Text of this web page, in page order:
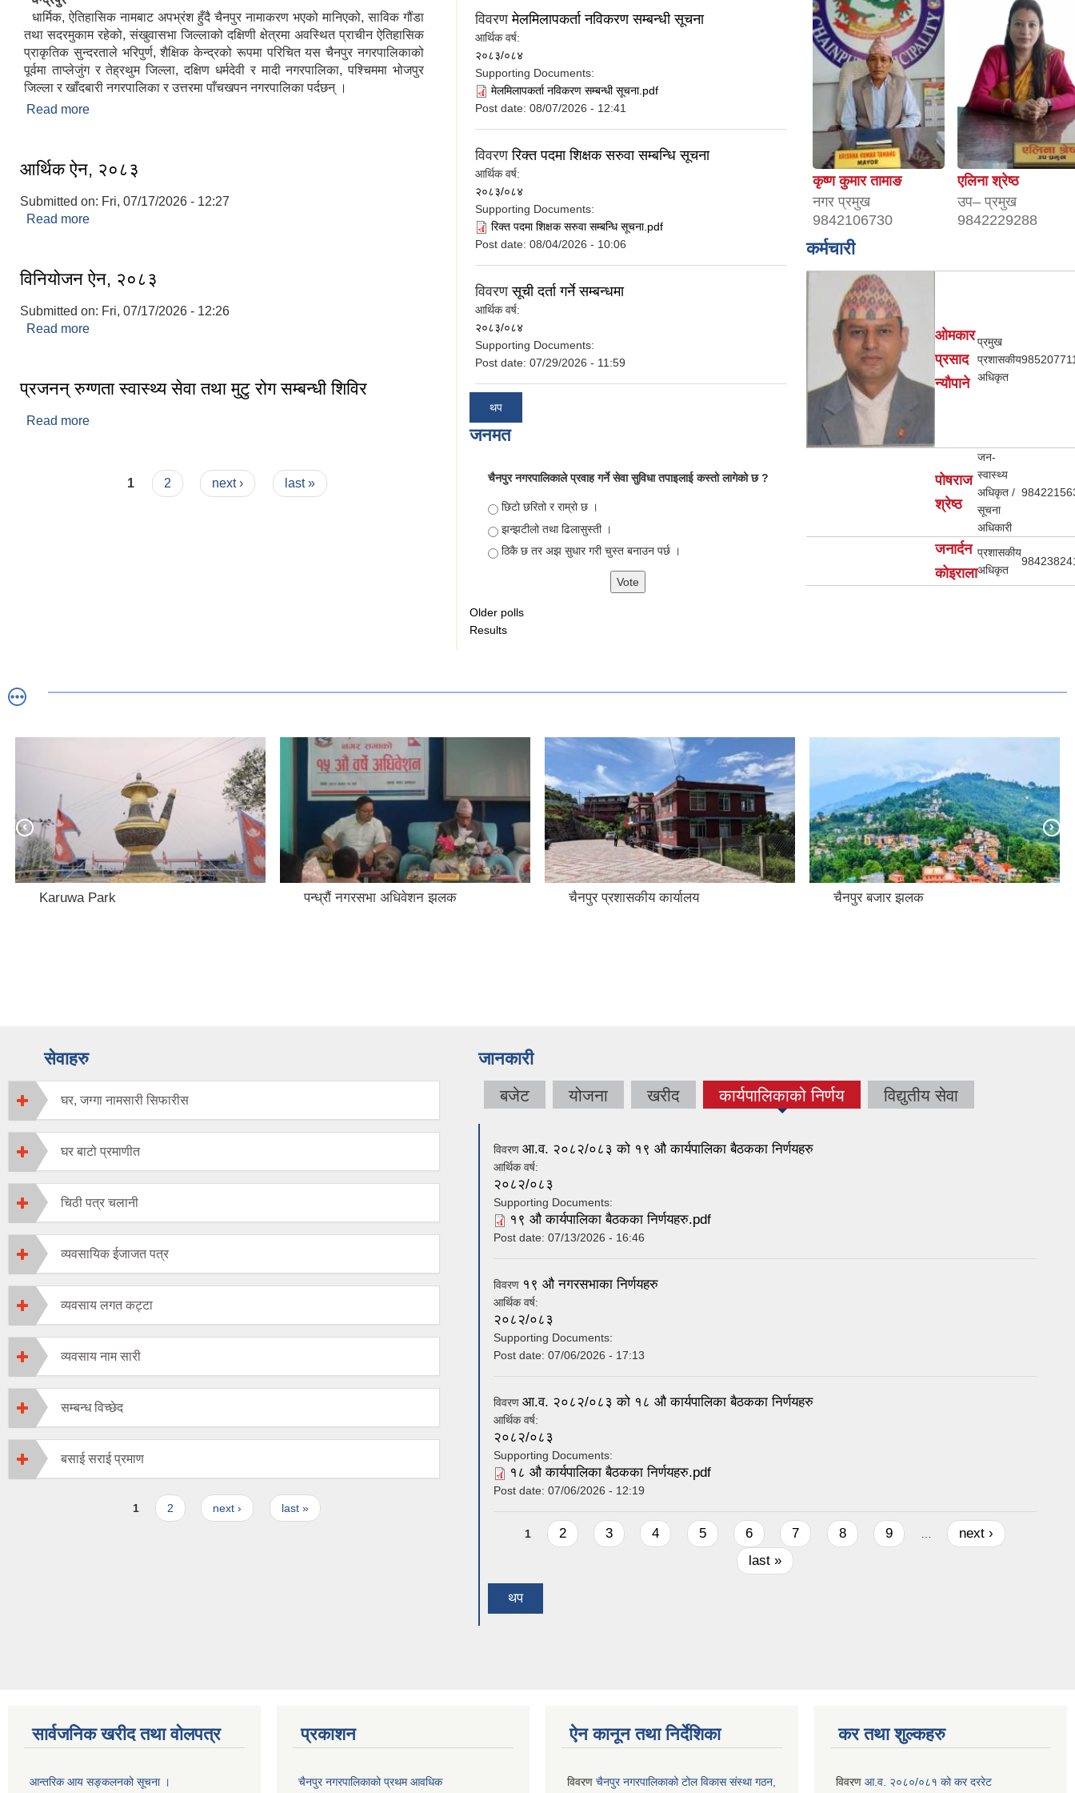
धार्मिक, ऐतिहासिक नामबाट अपभ्रंश हुँदै चैनपुर नामाकरण भएको मानिएको, साविक गौंडा
तथा सदरमुकाम रहेको, संखुवासभा जिल्लाको दक्षिणी क्षेत्रमा अवस्थित प्राचीन ऐतिहासिक
प्राकृतिक सुन्दरताले भरिपुर्ण, शैक्षिक केन्द्रको रूपमा परिचित यस चैनपुर नगरपालिकाको
पूर्वमा ताप्लेजुंग र तेह्रथुम जिल्ला, दक्षिण धर्मदेवी र मादी नगरपालिका, पश्चिममा भोजपुर
जिल्ला र खाँदबारी नगरपालिका र उत्तरमा पाँचखपन नगरपालिका पर्दछन् ।
Read more
आर्थिक ऐन, २०८३
Submitted on: Fri, 07/17/2026 - 12:27
Read more
विनियोजन ऐन, २०८३
Submitted on: Fri, 07/17/2026 - 12:26
Read more
प्रजनन् रुग्णता स्वास्थ्य सेवा तथा मुटु रोग सम्बन्धी शिविर
Read more
1 2 next › last »
विवरण मेलमिलापकर्ता नविकरण सम्बन्धी सूचना
आर्थिक वर्ष:
२०८३/०८४
Supporting Documents:
मेलमिलापकर्ता नविकरण सम्बन्धी सूचना.pdf
Post date: 08/07/2026 - 12:41
विवरण रिक्त पदमा शिक्षक सरुवा सम्बन्धि सूचना
आर्थिक वर्ष:
२०८३/०८४
Supporting Documents:
रिक्त पदमा शिक्षक सरुवा सम्बन्धि सूचना.pdf
Post date: 08/04/2026 - 10:06
विवरण सूची दर्ता गर्ने सम्बन्धमा
आर्थिक वर्ष:
२०८३/०८४
Supporting Documents:
Post date: 07/29/2026 - 11:59
थप
जनमत
चैनपुर नगरपालिकाले प्रवाह गर्ने सेवा सुविधा तपाइलाई कस्तो लागेको छ ?
Choices
छिटो छरितो र राम्रो छ ।
झन्झटीलो तथा ढिलासुस्ती ।
ठिकै छ तर अझ सुधार गरी चुस्त बनाउन पर्छ ।
Older polls
Results
कृष्ण कुमार तामाङ
नगर प्रमुख
9842106730
एलिना श्रेष्ठ
उप– प्रमुख
9842229288
कर्मचारी
ओमकार
प्रसाद
न्यौपाने
प्रमुख
प्रशासकीय
अधिकृत
पोषराज
श्रेष्ठ
जन-
स्वास्थ्य
अधिकृत /
सूचना
अधिकारी
जनार्दन
कोइराला
प्रशासकीय
अधिकृत
Karuwa Park पन्ध्रौं नगरसभा अधिवेशन झलक चैनपुर प्रशासकीय कार्यालय चैनपुर बजार झलक
सेवाहरु
घर, जग्गा नामसारी सिफारीस
घर बाटो प्रमाणीत
चिठी पत्र चलानी
व्यवसायिक ईजाजत पत्र
व्यवसाय लगत कट्टा
व्यवसाय नाम सारी
सम्बन्ध विच्छेद
बसाई सराई प्रमाण
1 2 next › last »
जानकारी
बजेट योजना खरीद कार्यपालिकाको निर्णय
(active tab) विद्युतीय सेवा
विवरण आ.व. २०८२/०८३ को १९ औ कार्यपालिका बैठकका निर्णयहरु
आर्थिक वर्ष:
२०८२/०८३
Supporting Documents:
१९ औ कार्यपालिका बैठकका निर्णयहरु.pdf
Post date: 07/13/2026 - 16:46
विवरण १९ औ नगरसभाका निर्णयहरु
आर्थिक वर्ष:
२०८२/०८३
Supporting Documents:
Post date: 07/06/2026 - 17:13
विवरण आ.व. २०८२/०८३ को १८ औ कार्यपालिका बैठकका निर्णयहरु
आर्थिक वर्ष:
२०८२/०८३
Supporting Documents:
१८ औ कार्यपालिका बैठकका निर्णयहरु.pdf
Post date: 07/06/2026 - 12:19
Pages
1 2 3 4 5 6 7 8 9
next ›
last »
थप
सार्वजनिक खरीद तथा वाेलपत्र
आन्तरिक आय सङ्कलनको सूचना ।
प्रकाशन
चैनपुर नगरपालिकाको प्रथम आवधिक
ऐन कानून तथा निर्देशिका
विवरण चैनपुर नगरपालिकाको टोल विकास संस्था गठन,
कर तथा शुल्कहरु
विवरण आ.व. २०८०/०८१ को कर दररेट